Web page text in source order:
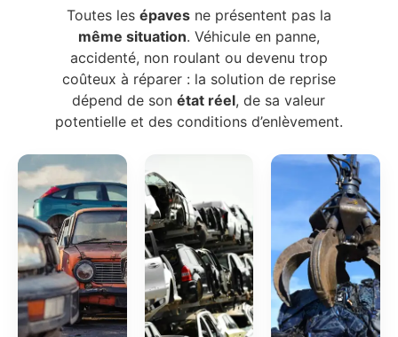
Toutes les épavesne présentent pas la
même situation. Véhicule en panne,
accidenté, non roulant ou devenu trop
coûteux à réparer : la solution de reprise
dépend de sonétat réel, de sa valeur
potentielle et des conditions d’enlèvement.